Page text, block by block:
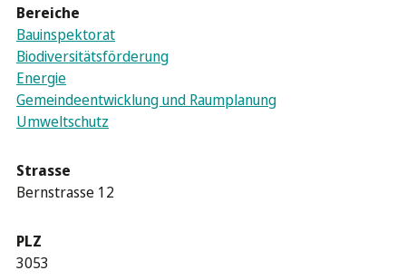
Bereiche
Bauinspektorat
Biodiversitätsförderung
Energie
Gemeindeentwicklung und Raumplanung
Umweltschutz
Strasse
Bernstrasse 12
PLZ
3053